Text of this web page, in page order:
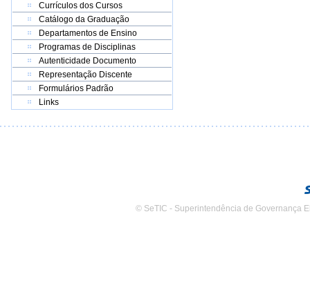
Currículos dos Cursos
Catálogo da Graduação
Departamentos de Ensino
Programas de Disciplinas
Autenticidade Documento
Representação Discente
Formulários Padrão
Links
© SeTIC - Superintendência de Governança